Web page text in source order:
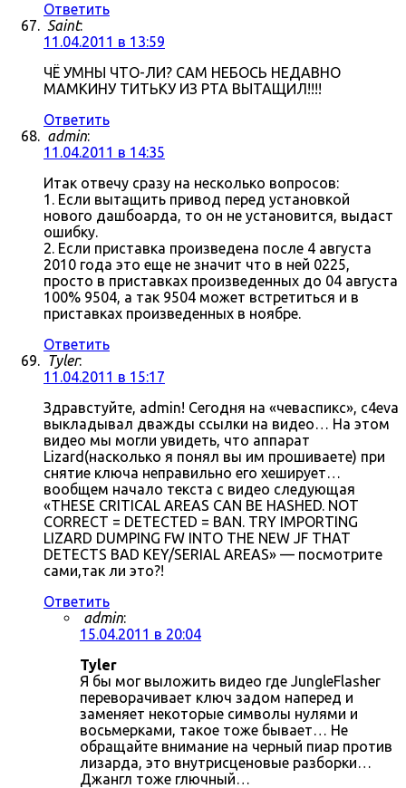
Ответить
Saint:
11.04.2011 в 13:59
ЧЁ УМНЫ ЧТО-ЛИ? САМ НЕБОСЬ НЕДАВНО
МАМКИНУ ТИТЬКУ ИЗ РТА ВЫТАЩИЛ!!!!
Ответить
admin:
11.04.2011 в 14:35
Итак отвечу сразу на несколько вопросов:
1. Если вытащить привод перед установкой
нового дашбоарда, то он не установится, выдаст
ошибку.
2. Если приставка произведена после 4 августа
2010 года это еще не значит что в ней 0225,
просто в приставках произведенных до 04 августа
100% 9504, а так 9504 может встретиться и в
приставках произведенных в ноябре.
Ответить
Tyler:
11.04.2011 в 15:17
Здравстуйте, admin! Сегодня на «чеваспикс», c4eva
выкладывал дважды ссылки на видео… На этом
видео мы могли увидеть, что аппарат
Lizard(насколько я понял вы им прошиваете) при
снятие ключа неправильно его хеширует…
вообщем начало текста с видео следующая
«THESE CRITICAL AREAS CAN BE HASHED. NOT
CORRECT = DETECTED = BAN. TRY IMPORTING
LIZARD DUMPING FW INTO THE NEW JF THAT
DETECTS BAD KEY/SERIAL AREAS» — посмотрите
сами,так ли это?!
Ответить
admin:
15.04.2011 в 20:04
Tyler
Я бы мог выложить видео где JungleFlasher
переворачивает ключ задом наперед и
заменяет некоторые символы нулями и
восьмерками, такое тоже бывает… Не
обращайте внимание на черный пиар против
лизарда, это внутрисценовые разборки…
Джангл тоже глючный…